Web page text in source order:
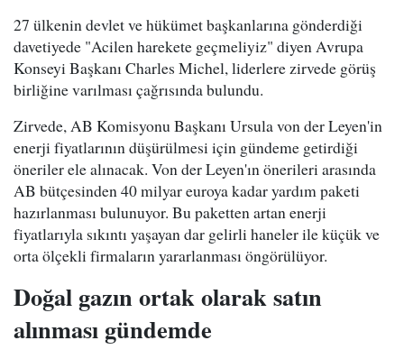
27 ülkenin devlet ve hükümet başkanlarına gönderdiği
davetiyede "Acilen harekete geçmeliyiz" diyen Avrupa
Konseyi Başkanı Charles Michel, liderlere zirvede görüş
birliğine varılması çağrısında bulundu.
Zirvede, AB Komisyonu Başkanı Ursula von der Leyen'in
enerji fiyatlarının düşürülmesi için gündeme getirdiği
öneriler ele alınacak. Von der Leyen'ın önerileri arasında
AB bütçesinden 40 milyar euroya kadar yardım paketi
hazırlanması bulunuyor. Bu paketten artan enerji
fiyatlarıyla sıkıntı yaşayan dar gelirli haneler ile küçük ve
orta ölçekli firmaların yararlanması öngörülüyor.
Doğal gazın ortak olarak satın
alınması gündemde